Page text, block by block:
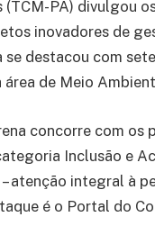
PA) divulgou
inovadores de
destacou com
de Meio
concorre com os
Inclusão e
atenção integral à
é o Portal do